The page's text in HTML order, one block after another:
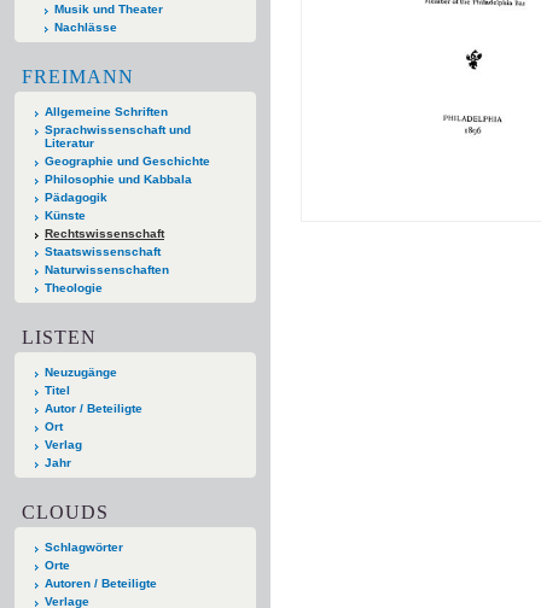
Musik und Theater
Nachlässe
FREIMANN
Allgemeine Schriften
Sprachwissenschaft und
Literatur
Geographie und Geschichte
Philosophie und Kabbala
Pädagogik
Künste
Rechtswissenschaft
Staatswissenschaft
Naturwissenschaften
Theologie
LISTEN
Neuzugänge
Titel
Autor / Beteiligte
Ort
Verlag
Jahr
CLOUDS
Schlagwörter
Orte
Autoren / Beteiligte
Verlage